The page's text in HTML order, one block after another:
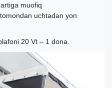
muofiq
uchtadan yon
20 Vt – 1 dona.